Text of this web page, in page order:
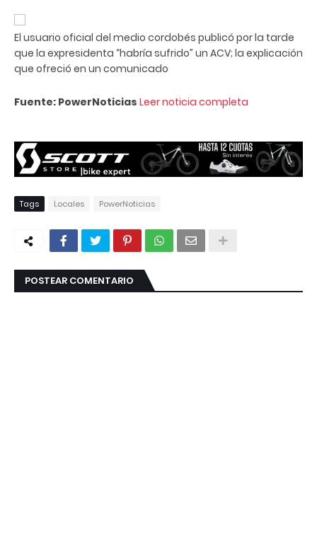
El usuario oficial del medio cordobés publicó por la tarde
que la expresidenta “habría sufrido” un ACV; la explicación
que ofreció en un comunicado
Fuente: PowerNoticias Leer noticia completa
Tags Locales PowerNoticias
POSTEAR COMENTARIO